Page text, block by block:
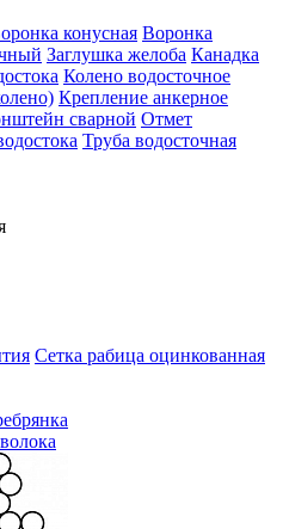
конусная Воронка
Заглушка желоба Канадка
Колено водосточное
Крепление анкерное
сварной Отмет
Труба водосточная
Сетка рабица оцинкованная